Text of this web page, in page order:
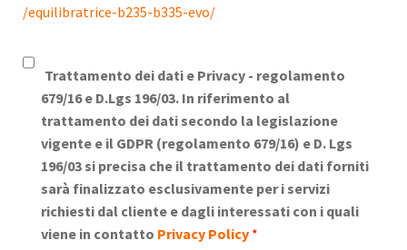
/equilibratrice-b235-b335-evo/
Trattamento dei dati e Privacy - regolamento
679/16 e D.Lgs 196/03. In riferimento al
trattamento dei dati secondo la legislazione
vigente e il GDPR (regolamento 679/16) e D. Lgs
196/03 si precisa che il trattamento dei dati forniti
sarà finalizzato esclusivamente per i servizi
richiesti dal cliente e dagli interessati con i quali
viene in contatto Privacy Policy *